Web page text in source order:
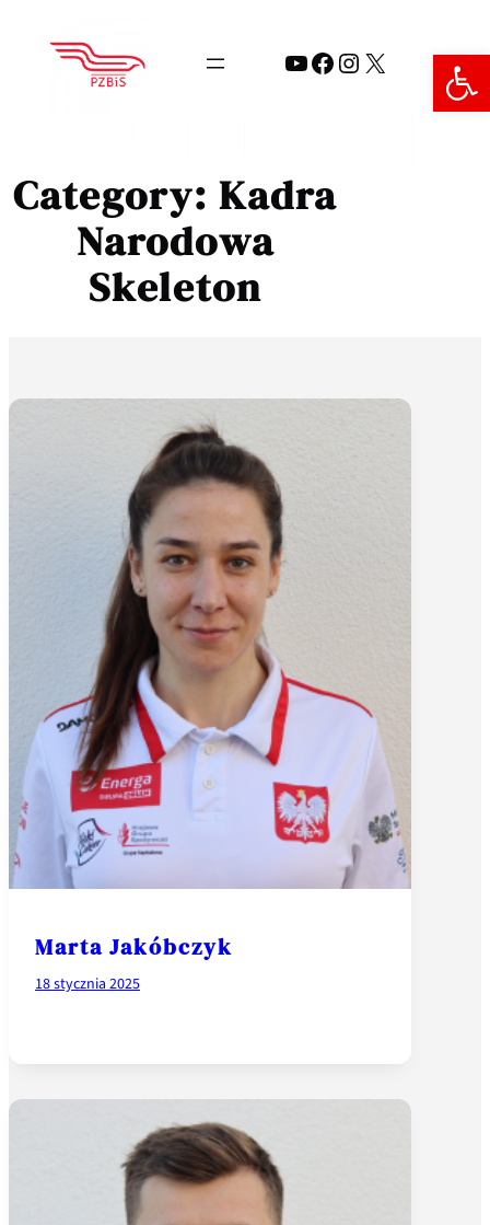
YouTube
Facebook
Instagram
X
Category: Kadra
Narodowa
Skeleton
Marta Jakóbczyk
18 stycznia 2025